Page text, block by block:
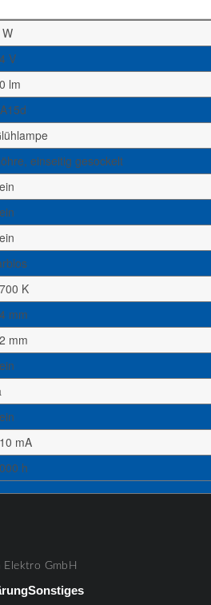
V
lm
einseitig gesockelt
K
mm
mm
mA
h
GmbH
Sonstiges